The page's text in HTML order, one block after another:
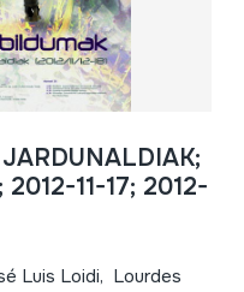
JARDUNALDIAK;
11-17; 2012-
Luis Loidi, Lourdes